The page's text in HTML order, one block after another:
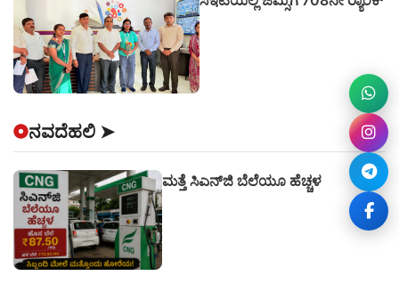
ನವದೆಹಲಿ ➤
ಮತ್ತೆ ಸಿಎನ್‌ಜಿ ಬೆಲೆಯೂ ಹೆಚ್ಚಳ